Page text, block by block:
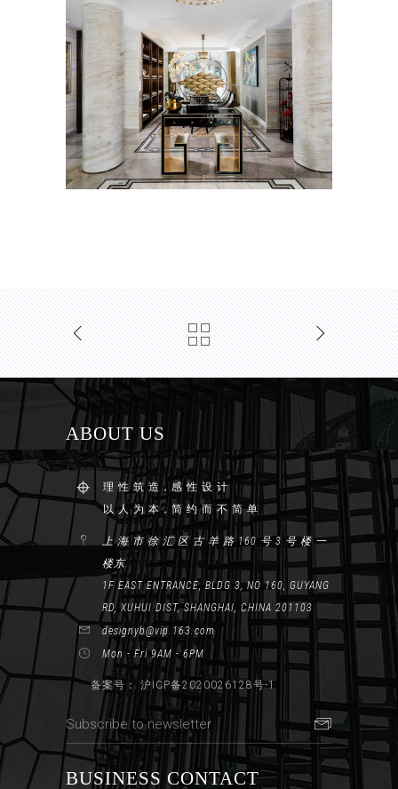
ABOUT US
理 性 筑 造，感 性 设 计
以 人 为 本，简 约 而 不 简 单
上 海 市 徐 汇 区 古 羊 路 160 号 3 号 楼 一
楼东
1F EAST ENTRANCE, BLDG 3, NO 160, GUYANG
RD, XUHUI DIST, SHANGHAI, CHINA 201103
designyb@vip.163.com
Mon - Fri 9AM - 6PM
备案号： 沪ICP备2020026128号-1
BUSINESS CONTACT